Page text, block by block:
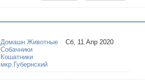
Домашн Животные
Собачники
Кошатники
мкр.Губернский
Сб, 11 Апр 2020